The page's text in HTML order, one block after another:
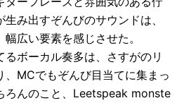
み出すぞんびのサウンドは、
広い要素を感じさせた。
ボーカル奏多は、さすがのリ
、MCでもぞんび目当てに集まっ
ろんのこと、Leetspeak monste